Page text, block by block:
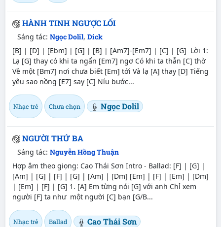
HÀNH TINH NGƯỢC LỐI
Sáng tác: Ngọc Dolil, Dick
[B] | [D] | [Ebm] | [G] | [B] | [Am7]-[Em7] | [C] | [G] Lời 1:
Lạ [G] thay có khi ta ngẩn [Em7] ngơ Có khi ta thẫn [C] thờ
Về một [Bm7] nơi chưa biết [Em] tới Và lạ [A] thay [D] Tiếng
yêu sao nồng [E7] say [C] Níu bước...
Nhạc trẻ Chưa chọn Ngọc Dolil
NGƯỜI THỨ BA
Sáng tác: Nguyễn Hồng Thuận
Hợp âm theo giọng: Cao Thái Sơn Intro - Ballad: [F] | [G] |
[Am] | [G] | [F] | [G] | [Am] | [Dm] [Em] | [F] | [Em] | [Dm]
| [Em] | [F] | [G] 1. [A] Em từng nói [G] với anh Chỉ xem
người [F] ta như một người [C] bạn [G/B...
Nhạc trẻ Ballad Cao Thái Sơn